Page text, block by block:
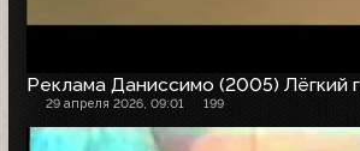
Реклама Даниссимо (2005) Лёгкий
29 апреля 2026, 09:01 199